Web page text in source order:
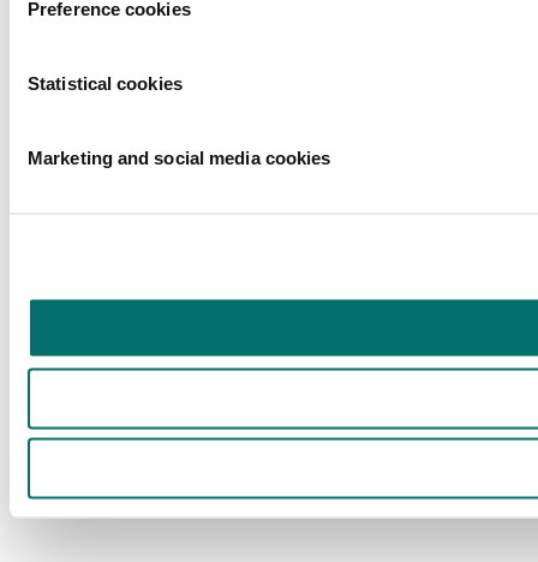
Preference cookies
Statistical cookies
Marketing and social media cookies